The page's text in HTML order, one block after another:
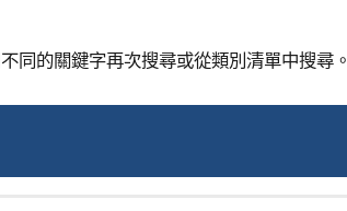
同的關鍵字再次搜尋或從類別清單中搜尋。